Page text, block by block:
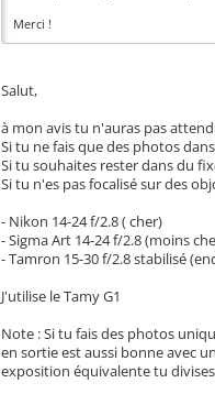
Merci !
Salut,
à mon avis tu n'auras pas
Si tu ne fais que des photos
Si tu souhaites rester dans du
Si tu n'es pas focalisé sur des
- Nikon 14-24 f/2.8 ( cher)
- Sigma Art 14-24 f/2.8 (moins
- Tamron 15-30 f/2.8 stabilisé
J'utilise le Tamy G1
Note : Si tu fais des photos
en sortie est aussi bonne avec
exposition équivalente tu